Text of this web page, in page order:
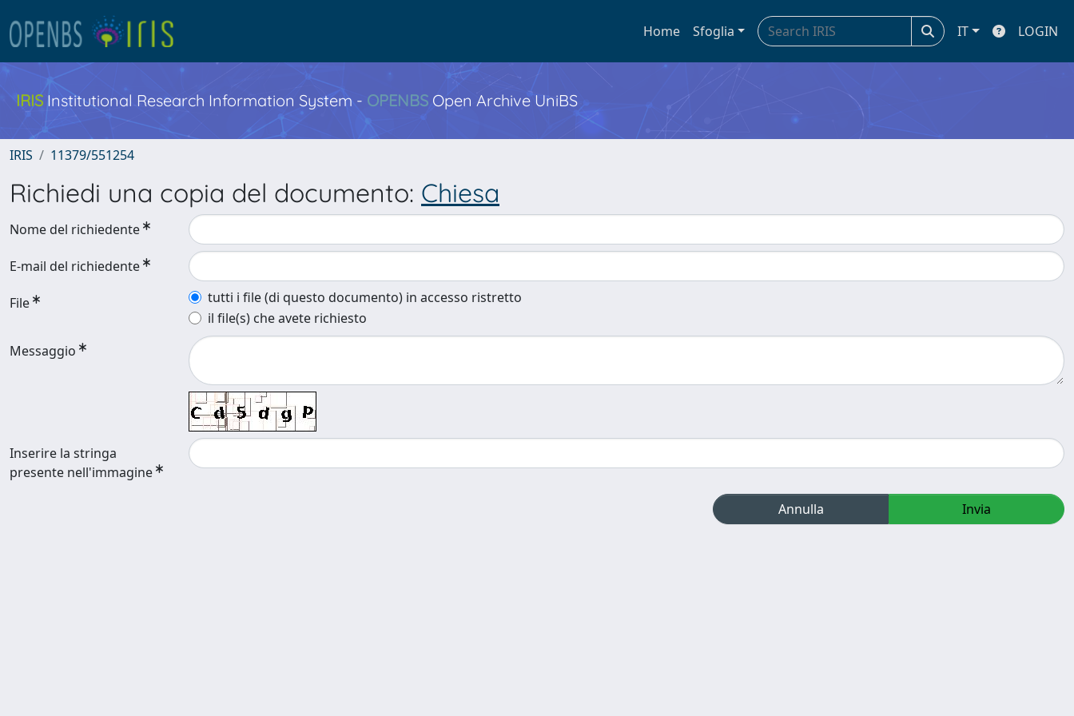
Home Sfoglia IT LOGIN
IRIS Institutional Research Information System - OPENBS Open Archive UniBS
IRIS 11379/551254
Richiedi una copia del documento: Chiesa
Nome del richiedente
E-mail del richiedente
File
tutti i file (di questo documento) in accesso ristretto
il file(s) che avete richiesto
Messaggio
Inserire la stringa
presente nell'immagine
Annulla Invia